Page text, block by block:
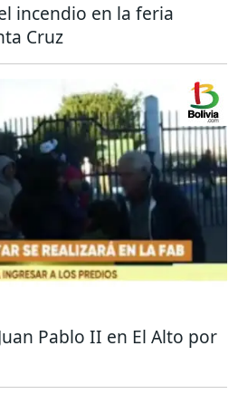
incendio en la feria
Cruz
Pablo II en El Alto por